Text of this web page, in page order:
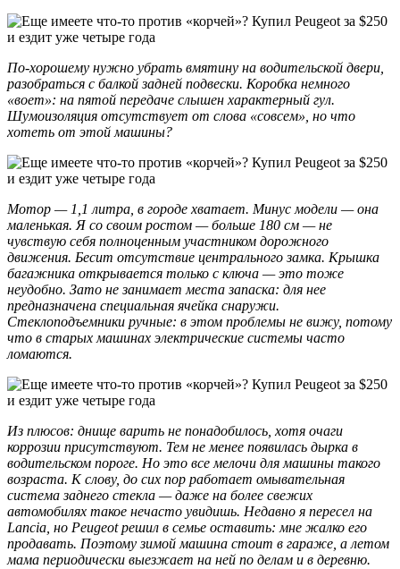
По-хорошему нужно убрать вмятину на водительской двери,
разобраться с балкой задней подвески. Коробка немного
«воет»: на пятой передаче слышен характерный гул.
Шумоизоляция отсутствует от слова «совсем», но что
хотеть от этой машины?
Мотор — 1,1 литра, в городе хватает. Минус модели — она
маленькая. Я со своим ростом — больше 180 см — не
чувствую себя полноценным участником дорожного
движения. Бесит отсутствие центрального замка. Крышка
багажника открывается только с ключа — это тоже
неудобно. Зато не занимает места запаска: для нее
предназначена специальная ячейка снаружи.
Стеклоподъемники ручные: в этом проблемы не вижу, потому
что в старых машинах электрические системы часто
ломаются.
Из плюсов: днище варить не понадобилось, хотя очаги
коррозии присутствуют. Тем не менее появилась дырка в
водительском пороге. Но это все мелочи для машины такого
возраста. К слову, до сих пор работает омывательная
система заднего стекла — даже на более свежих
автомобилях такое нечасто увидишь. Недавно я пересел на
Lancia, но Peugeot решил в семье оставить: мне жалко его
продавать. Поэтому зимой машина стоит в гараже, а летом
мама периодически выезжает на ней по делам и в деревню.